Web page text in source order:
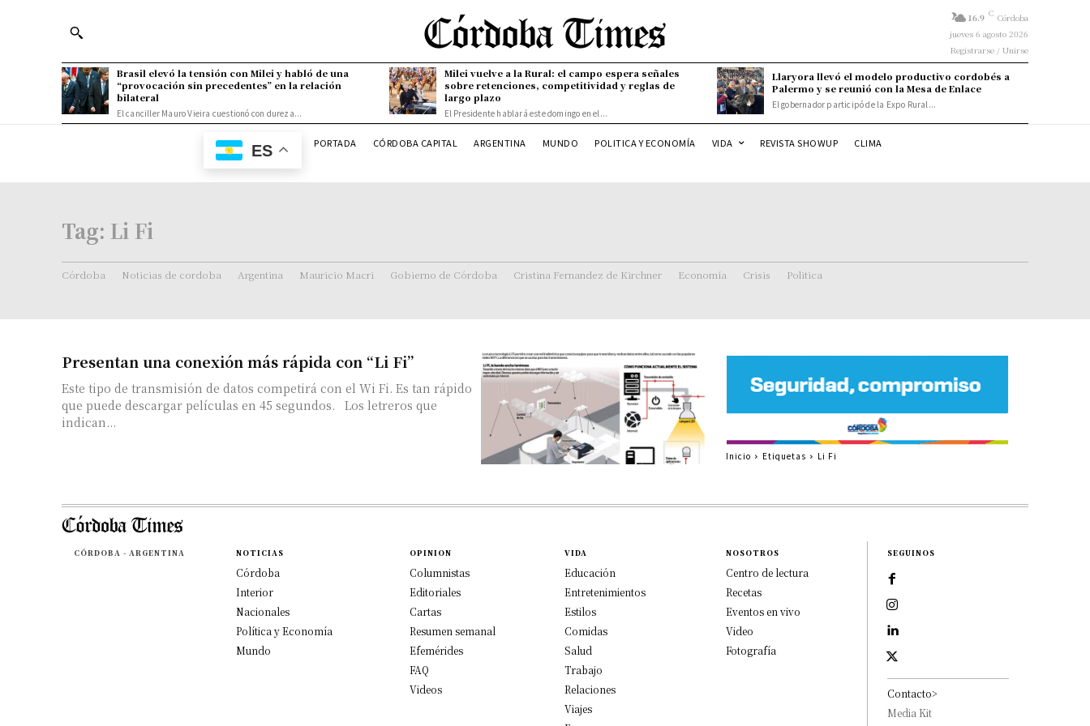
16.9 C Córdoba
jueves 6 agosto 2026
Registrarse / Unirse
Brasil elevó la tensión con Milei y habló de una
“provocación sin precedentes” en la relación
bilateral
El canciller Mauro Vieira cuestionó con dureza...
Milei vuelve a la Rural: el campo espera señales
sobre retenciones, competitividad y reglas de
largo plazo
El Presidente hablará este domingo en el...
Llaryora llevó el modelo productivo cordobés a
Palermo y se reunió con la Mesa de Enlace
El gobernador participó de la Expo Rural...
ES PORTADA CÓRDOBA CAPITAL ARGENTINA MUNDO POLITICA Y ECONOMÍA VIDA REVISTA SHOWUP CLIMA
Tag: Li Fi
Córdoba Noticias de cordoba Argentina Mauricio Macri Gobierno de Córdoba Cristina Fernandez de Kirchner Economía Crisis Politica
Presentan una conexión más rápida con “Li Fi”
Este tipo de transmisión de datos competirá con el Wi Fi. Es tan rápido
que puede descargar películas en 45 segundos. Los letreros que
indican...
Inicio Etiquetas Li Fi
CÓRDOBA - ARGENTINA NOTICIAS
Córdoba
Interior
Nacionales
Política y Economía
Mundo
OPINION
Columnistas
Editoriales
Cartas
Resumen semanal
Efemérides
FAQ
Videos
VIDA
Educación
Entretenimientos
Estilos
Comidas
Salud
Trabajo
Relaciones
Viajes
NOSOTROS
Centro de lectura
Recetas
Eventos en vivo
Video
Fotografía
SEGUINOS
Contacto>
Media Kit